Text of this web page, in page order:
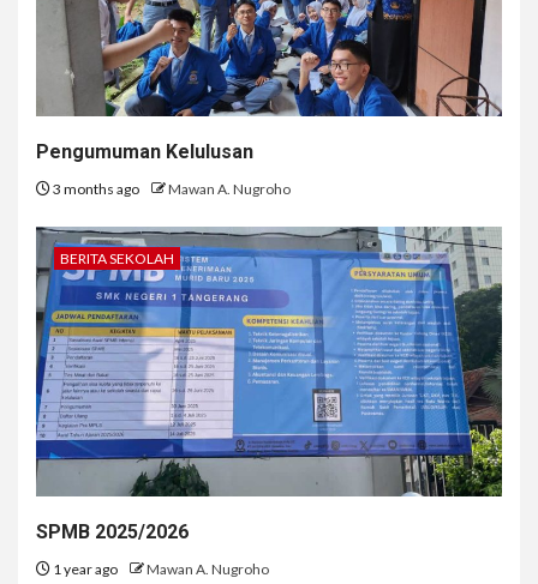
Pengumuman Kelulusan
3 months ago Mawan A. Nugroho
BERITA SEKOLAH
SPMB 2025/2026
1 year ago Mawan A. Nugroho